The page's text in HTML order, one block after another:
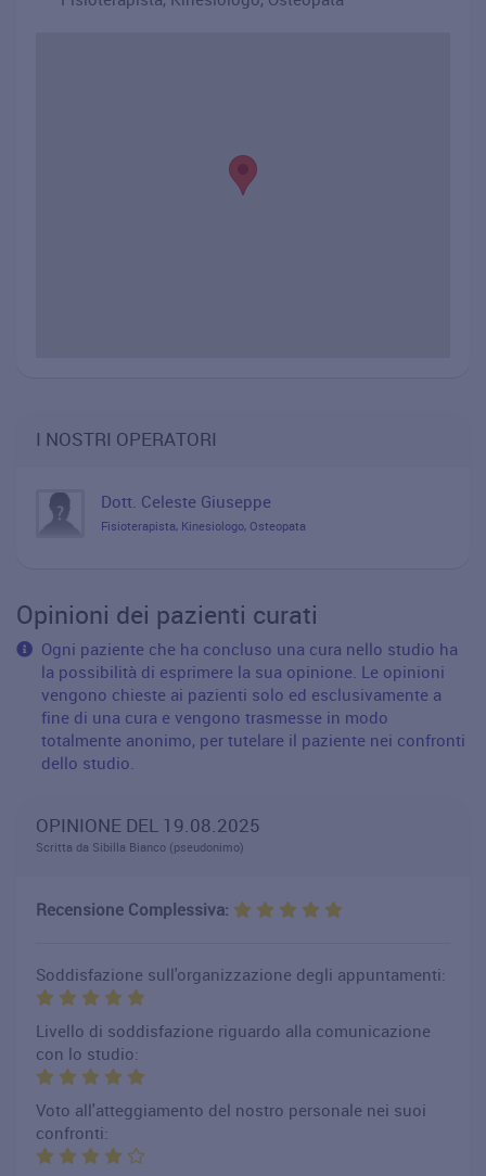
I NOSTRI OPERATORI
Dott. Celeste Giuseppe
Fisioterapista, Kinesiologo, Osteopata
Opinioni dei pazienti curati
Ogni paziente che ha concluso una cura nello studio ha
la possibilità di esprimere la sua opinione. Le opinioni
vengono chieste ai pazienti solo ed esclusivamente a
fine di una cura e vengono trasmesse in modo
totalmente anonimo, per tutelare il paziente nei confronti
dello studio.
OPINIONE DEL 19.08.2025
Scritta da Sibilla Bianco (pseudonimo)
Recensione Complessiva:
Soddisfazione sull'organizzazione degli appuntamenti:
Livello di soddisfazione riguardo alla comunicazione
con lo studio:
Voto all'atteggiamento del nostro personale nei suoi
confronti: